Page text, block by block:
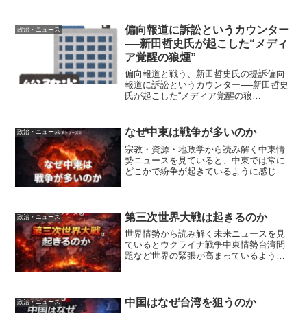
今回は、この「リベラル」という言葉の
正体をできるだけわ...
政治・ニュース
偏向報道に訴訟というカウンター
──新田哲史氏が起こした“メディ
ア覚醒の狼煙”
偏向報道と戦う、新田哲史氏の提訴偏向
報道に訴訟というカウンター──新田哲史
氏が起こした“メディア覚醒の狼
──。2025年7月31日に起こされたこの行
政訴訟は、日本で...
政治・ニュース なぜ中東は戦争が多いのか
宗教・資源・地政学から読み解く中東情
勢ニュースを見ていると、中東では常に
どこかで紛争が起きているように感じま
でしょうか。実はそこには...
政治・ニュース 第三次世界大戦は起きるのか
世界情勢から読み解く未来ニュースを見
ているとウクライナ戦争中東情勢台湾問
題など世界の緊張が高まっているように
の可能性はあるのでしょうか...
政治・ニュース 中国はなぜ台湾を狙うのか